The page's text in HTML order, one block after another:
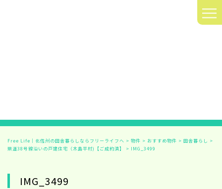
≡
Free Life｜北信州の田舎暮らしならフリーライフへ > 物件 > おすすめ物件 > 田舎暮らし >
県道38号線沿いの戸建住宅（木島平村)【ご成約済】
> IMG_3499
IMG_3499